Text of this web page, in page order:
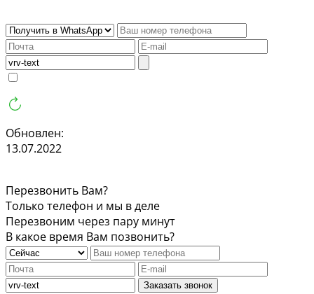
Обновлен:
13.07.2022
Перезвонить Вам?
Только телефон и мы в деле
Перезвоним через пару минут
В какое время Вам позвонить?
Заказать звонок